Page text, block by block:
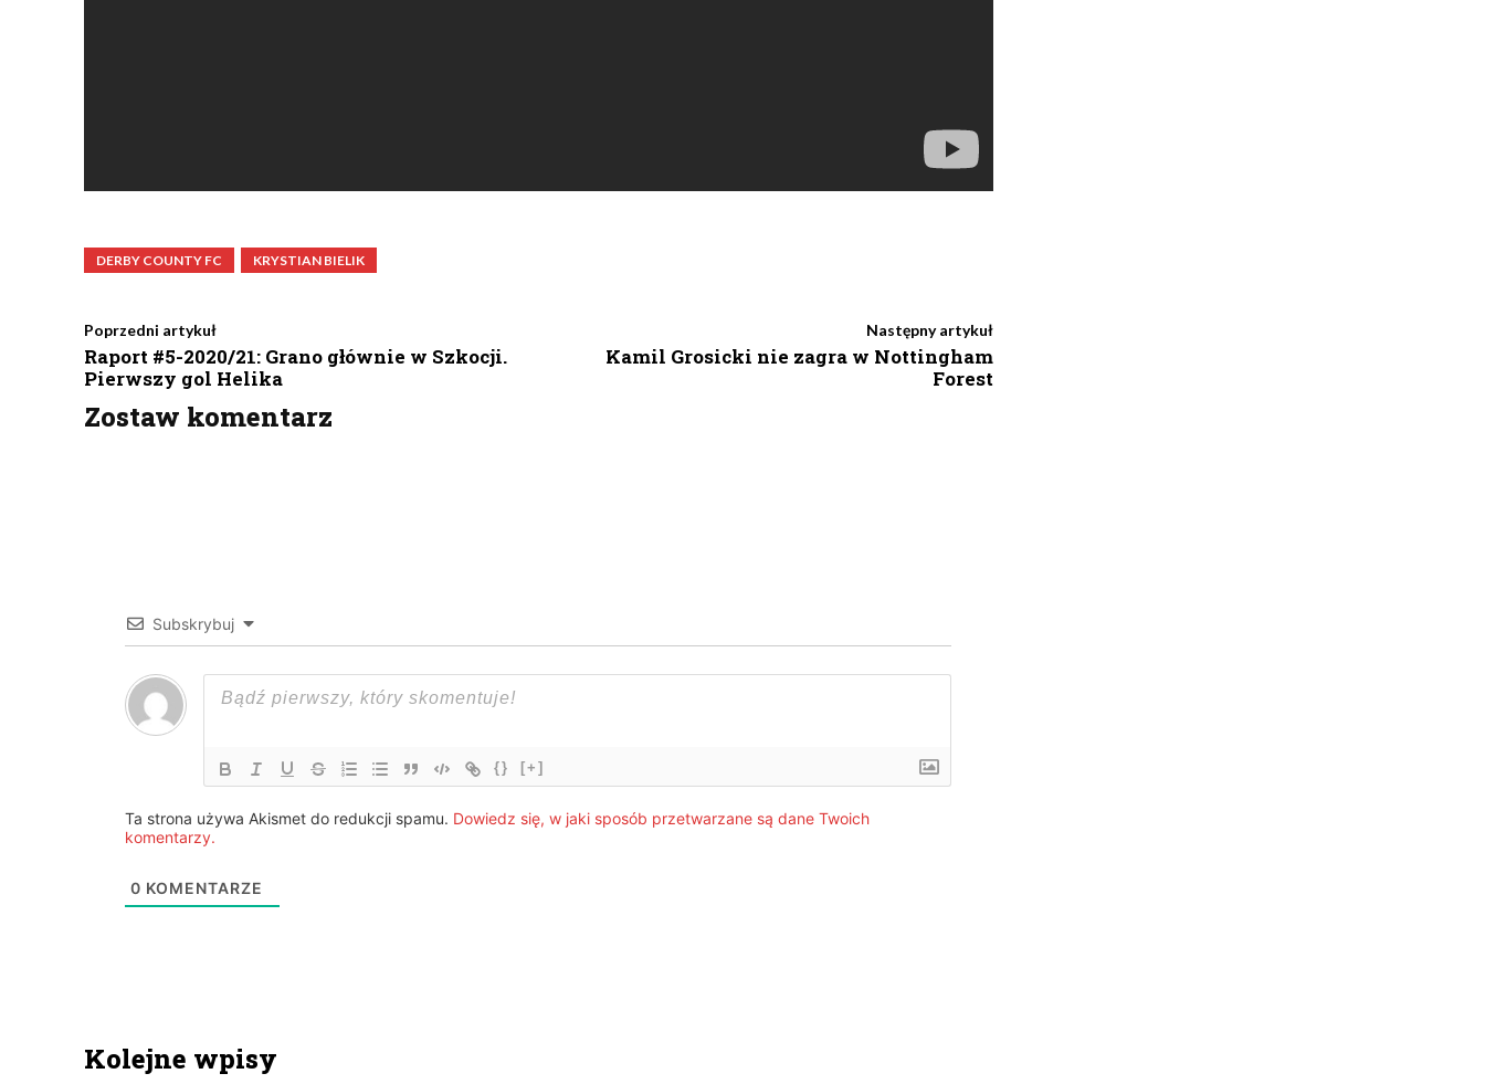
DERBY COUNTY FC KRYSTIAN BIELIK
Poprzedni artykuł
Raport #5-2020/21: Grano głównie w Szkocji.
Pierwszy gol Helika
Następny artykuł
Kamil Grosicki nie zagra w Nottingham
Forest
Zostaw komentarz
Subskrybuj
{} [+]
Ta strona używa Akismet do redukcji spamu. Dowiedz się, w jaki sposób przetwarzane są dane Twoich
komentarzy.
0 KOMENTARZE
Kolejne wpisy